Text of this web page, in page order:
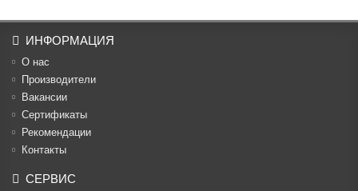
ИНФОРМАЦИЯ
О нас
Производители
Вакансии
Cертификаты
Рекомендации
Контакты
СЕРВИС